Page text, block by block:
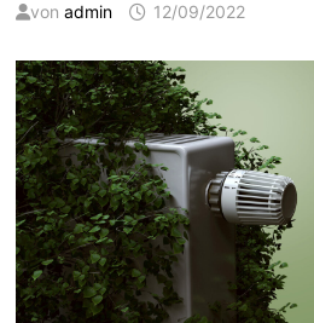
von admin 12/09/2022